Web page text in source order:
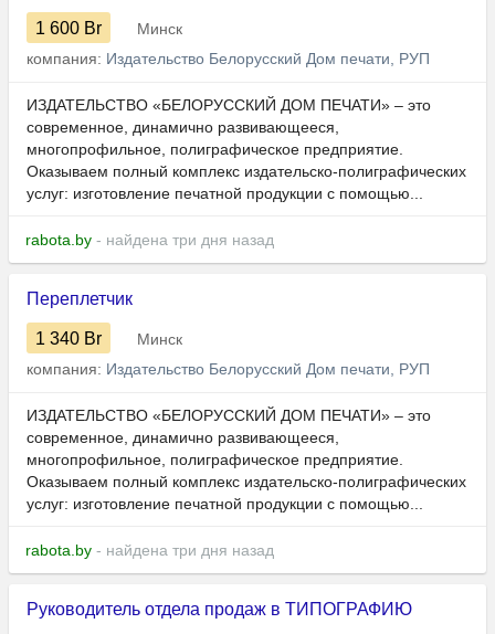
1 600 Br
Минск
компания: Издательство Белорусский Дом печати, РУП
ИЗДАТЕЛЬСТВО «БЕЛОРУССКИЙ ДОМ ПЕЧАТИ» – это
современное, динамично развивающееся,
многопрофильное, полиграфическое предприятие.
Оказываем полный комплекс издательско-полиграфических
услуг: изготовление печатной продукции с помощью...
rabota.by - найдена три дня назад
Переплетчик
1 340 Br
Минск
компания: Издательство Белорусский Дом печати, РУП
ИЗДАТЕЛЬСТВО «БЕЛОРУССКИЙ ДОМ ПЕЧАТИ» – это
современное, динамично развивающееся,
многопрофильное, полиграфическое предприятие.
Оказываем полный комплекс издательско-полиграфических
услуг: изготовление печатной продукции с помощью...
rabota.by - найдена три дня назад
Руководитель отдела продаж в ТИПОГРАФИЮ